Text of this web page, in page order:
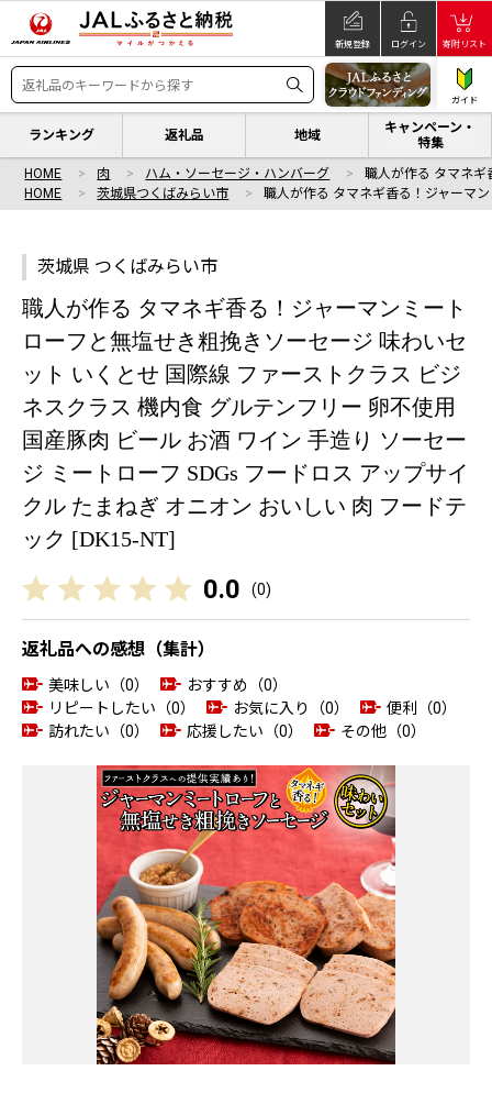
新規登録 ログイン 寄附リスト
ガイド
ランキング 返礼品 地域
キャンペーン・
特集
HOME 肉 ハム・ソーセージ・ハンバーグ
職人が作る タマネ
HOME
茨城県つくばみらい市 職人が作る タマネギ香る！ジャーマ
茨城県 つくばみらい市
職人が作る タマネギ香る！ジャーマンミート
ローフと無塩せき粗挽きソーセージ 味わいセ
ット いくとせ 国際線 ファーストクラス ビジ
ネスクラス 機内食 グルテンフリー 卵不使用
国産豚肉 ビール お酒 ワイン 手造り ソーセー
ジ ミートローフ SDGs フードロス アップサイ
クル たまねぎ オニオン おいしい 肉 フードテ
ック [DK15-NT]
0.0 (0)
返礼品への感想（集計）
美味しい（0）
おすすめ（0）
リピートしたい（0）
お気に入り（0）
便利（0）
訪れたい（0）
応援したい（0） その他（0）